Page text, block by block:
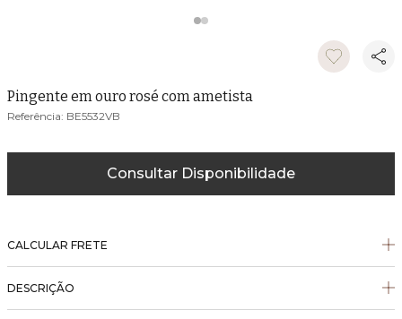
Pingente em ouro rosé com ametista
BE5532VB
Consultar Disponibilidade
CALCULAR FRETE
DESCRIÇÃO